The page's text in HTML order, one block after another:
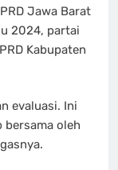
Jawa Barat
2024, partai
Kabupaten
evaluasi. Ini
bersama oleh